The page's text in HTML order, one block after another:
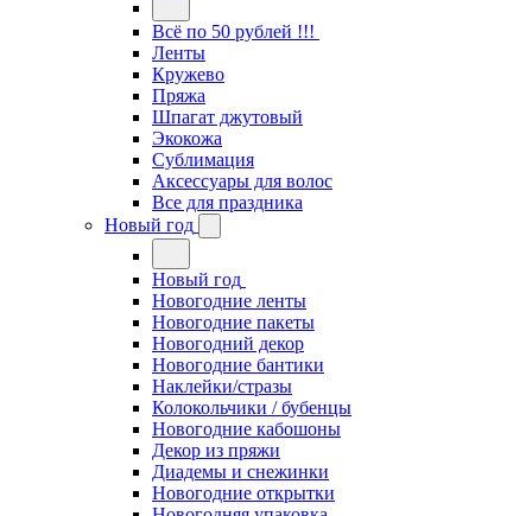
Всё по 50 рублей !!!
Ленты
Кружево
Пряжа
Шпагат джутовый
Экокожа
Сублимация
Аксессуары для волос
Все для праздника
Новый год
Новый год
Новогодние ленты
Новогодние пакеты
Новогодний декор
Новогодние бантики
Наклейки/стразы
Колокольчики / бубенцы
Новогодние кабошоны
Декор из пряжи
Диадемы и снежинки
Новогодние открытки